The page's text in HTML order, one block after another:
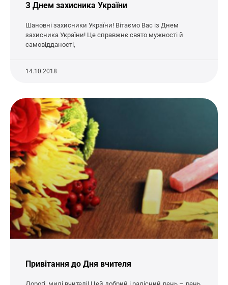
З Днем захисника України
Шановні захисники України! Вітаємо Вас із Днем
захисника України! Це справжнє свято мужності й
самовідданості,
14.10.2018
Привітання до Дня вчителя